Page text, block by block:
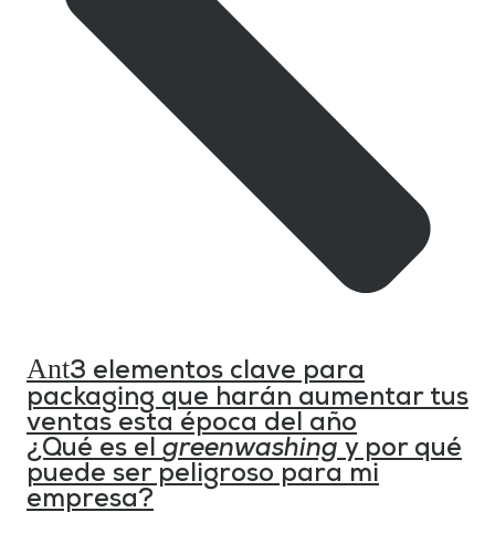
Ant3 elementos clave para
packaging que harán aumentar tus
ventas esta época del año
¿Qué es el greenwashing y por qué
puede ser peligroso para mi
empresa?